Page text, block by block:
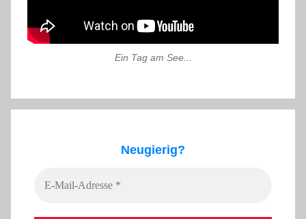
Ein Tag am See...
Neugierig?